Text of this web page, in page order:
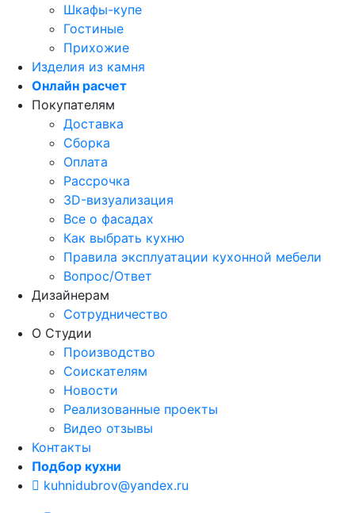
Шкафы-купе
Гостиные
Прихожие
Изделия из камня
Онлайн расчет
Покупателям
Доставка
Сборка
Оплата
Рассрочка
3D-визуализация
Все о фасадах
Как выбрать кухню
Правила эксплуатации кухонной мебели
Вопрос/Ответ
Дизайнерам
Сотрудничество
О Студии
Производство
Соискателям
Новости
Реализованные проекты
Видео отзывы
Контакты
Подбор кухни
kuhnidubrov@yandex.ru